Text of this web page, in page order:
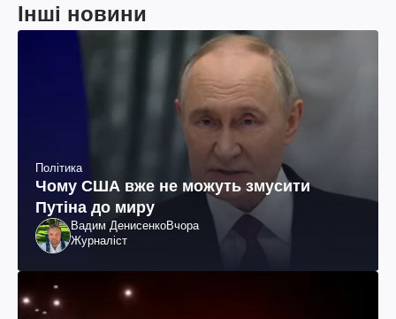
Інші новини
Політика
Чому США вже не можуть змусити
Путіна до миру
Вадим ДенисенкоВчора
Журналіст